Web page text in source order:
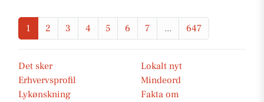
1 2 3 4 5 6 7 ... 647
Det sker
Lokalt nyt
Erhvervsprofil
Mindeord
Lykønskning
Fakta om